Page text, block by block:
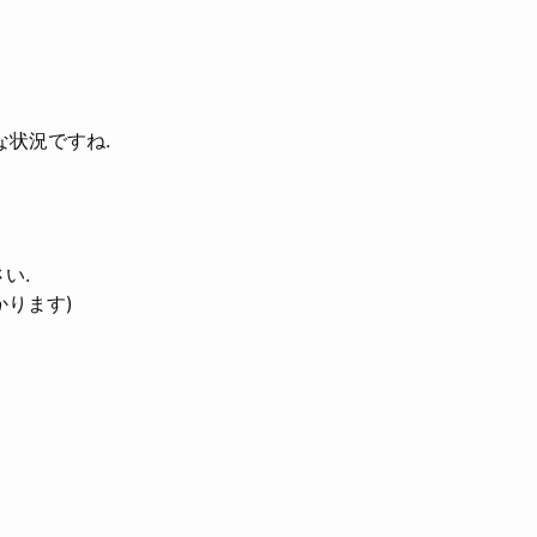
状況ですね.
い.
ります)